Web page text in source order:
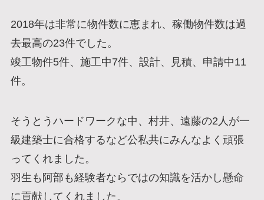
2018年は非常に物件数に恵まれ、稼働物件数は過
去最高の23件でした。
竣工物件5件、施工中7件、設計、見積、申請中11
件。
そうとうハードワークな中、村井、遠藤の2人が一
級建築士に合格するなど公私共にみんなよく頑張
ってくれました。
羽生も阿部も経験者ならではの知識を活かし懸命
に貢献してくれました。